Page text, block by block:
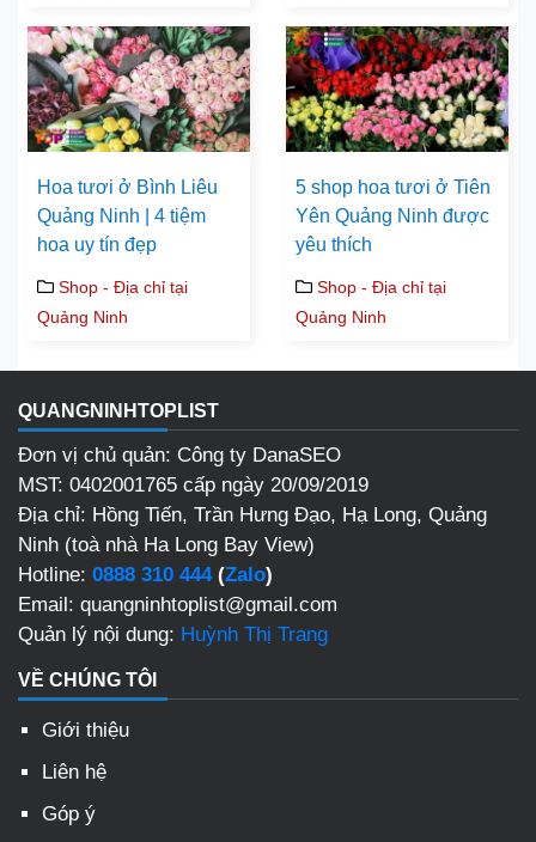
Hoa tươi ở Bình Liêu
Quảng Ninh | 4 tiệm
hoa uy tín đẹp
Shop - Địa chỉ tại
Quảng Ninh
5 shop hoa tươi ở Tiên
Yên Quảng Ninh được
yêu thích
Shop - Địa chỉ tại
Quảng Ninh
QUANGNINHTOPLIST
Đơn vị chủ quản: Công ty DanaSEO
MST: 0402001765 cấp ngày 20/09/2019
Địa chỉ: Hồng Tiến, Trần Hưng Đạo, Hạ Long, Quảng
Ninh (toà nhà Ha Long Bay View)
Hotline: 0888 310 444(Zalo)
Email: quangninhtoplist@gmail.com
Quản lý nội dung: Huỳnh Thị Trang
VỀ CHÚNG TÔI
Giới thiệu
Liên hệ
Góp ý